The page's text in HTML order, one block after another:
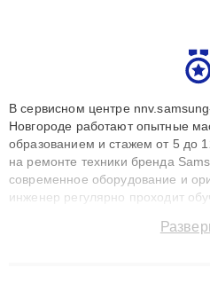
В сервисном центре
Новгороде работают опытные
образованием и стажем от 5 до
на ремонте техники бренда
современное оборудование и
инженер регулярно проходит
восстанавливать технику с